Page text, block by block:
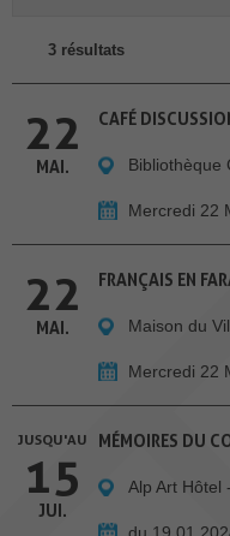
3 résultats
22
MAI.
CAFÉ
Bibliothèque
Mercredi 22
22
MAI.
FRANÇAIS EN
Maison du
Mercredi 22
JUSQU'AU
15
JUI.
MÉMOIRES DU
Alp Art Hôtel
du